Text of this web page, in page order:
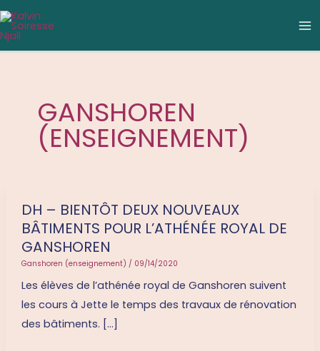
Aller
au
contenu
GANSHOREN
(ENSEIGNEMENT)
DH – BIENTÔT DEUX NOUVEAUX
BÂTIMENTS POUR L’ATHÉNÉE ROYAL DE
GANSHOREN
Ganshoren (enseignement) / 09/14/2020
Les élèves de l’athénée royal de Ganshoren suivent
les cours à Jette le temps des travaux de rénovation
des bâtiments. […]
DH
–
Bientôt
deux
nouveaux
bâtiments
pour
C
a
t